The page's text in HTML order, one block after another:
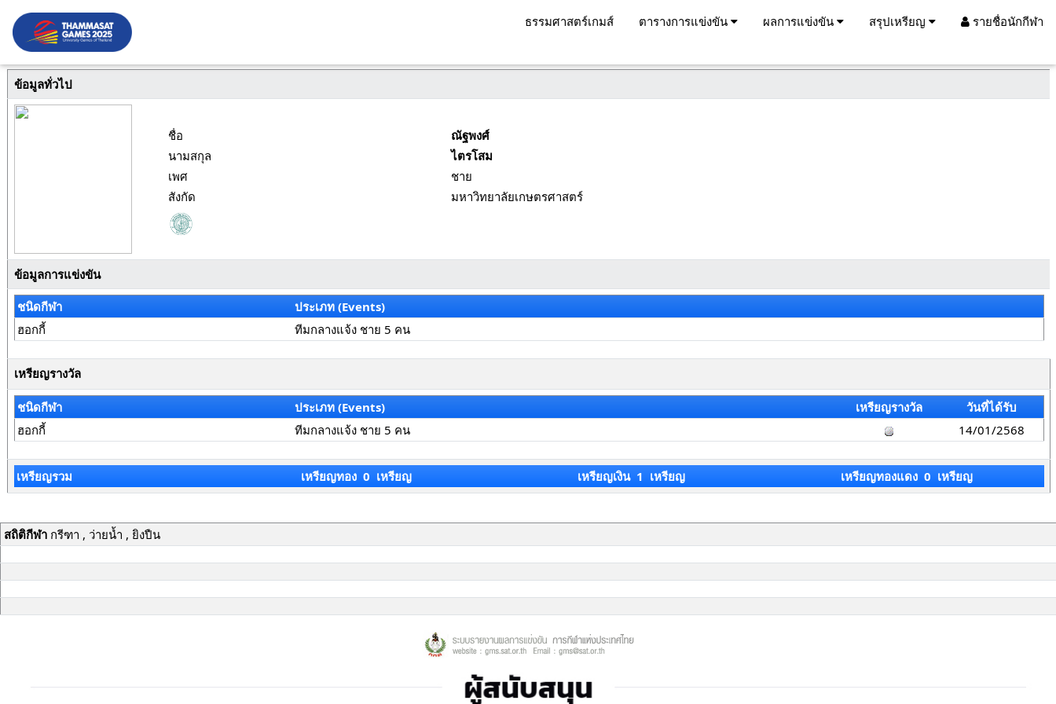
ธรรมศาสตร์เกมส์ ตารางการแข่งขัน ผลการแข่งขัน สรุปเหรียญ รายชื่อนักกีฬา
ข้อมูลทั่วไป
ชื่อ
ณัฐพงศ์
นามสกุล
ไตรโสม
เพศ
ชาย
สังกัด
มหาวิทยาลัยเกษตรศาสตร์
ข้อมูลการแข่งขัน
ชนิดกีฬา
ประเภท (Events)
ฮอกกี้
ทีมกลางแจ้ง ชาย 5 คน
เหรียญรางวัล
ชนิดกีฬา ประเภท (Events) เหรียญรางวัล
วันที่ได้รับ
ฮอกกี้
ทีมกลางแจ้ง ชาย 5 คน 14/01/2568
เหรียญรวม เหรียญทอง 0 เหรียญ เหรียญเงิน 1 เหรียญ เหรียญทองแดง 0 เหรียญ
สถิติกีฬากรีฑา , ว่ายน้ำ , ยิงปืน